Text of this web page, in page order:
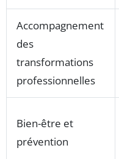
Accompagnement
des
transformations
professionnelles
Bien-être et
prévention